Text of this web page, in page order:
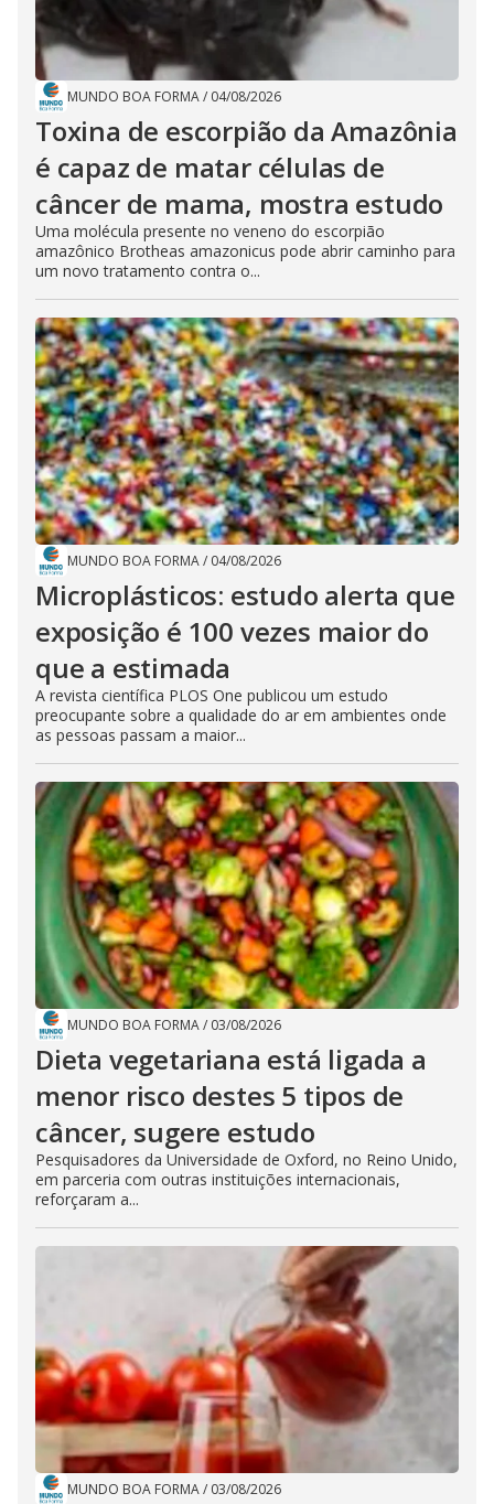
MUNDO BOA FORMA/ 04/08/2026
Toxina de escorpião da Amazônia
é capaz de matar células de
câncer de mama, mostra estudo
Uma molécula presente no veneno do escorpião
amazônico Brotheas amazonicus pode abrir caminho para
um novo tratamento contra o...
MUNDO BOA FORMA/ 04/08/2026
Microplásticos: estudo alerta que
exposição é 100 vezes maior do
que a estimada
A revista científica PLOS One publicou um estudo
preocupante sobre a qualidade do ar em ambientes onde
as pessoas passam a maior...
MUNDO BOA FORMA/ 03/08/2026
Dieta vegetariana está ligada a
menor risco destes 5 tipos de
câncer, sugere estudo
Pesquisadores da Universidade de Oxford, no Reino Unido,
em parceria com outras instituições internacionais,
reforçaram a...
MUNDO BOA FORMA/ 03/08/2026